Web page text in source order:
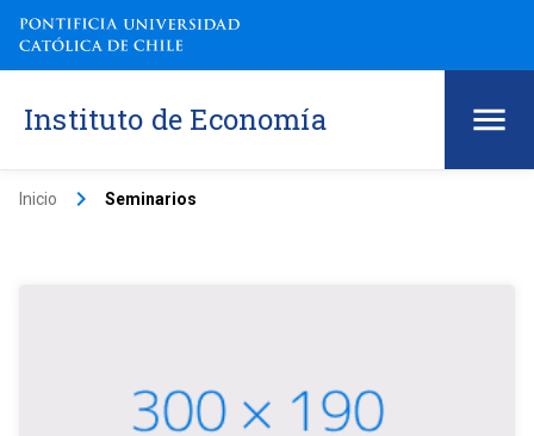
Instituto de Economía
Inicio keyboard_arrow_right Seminarios